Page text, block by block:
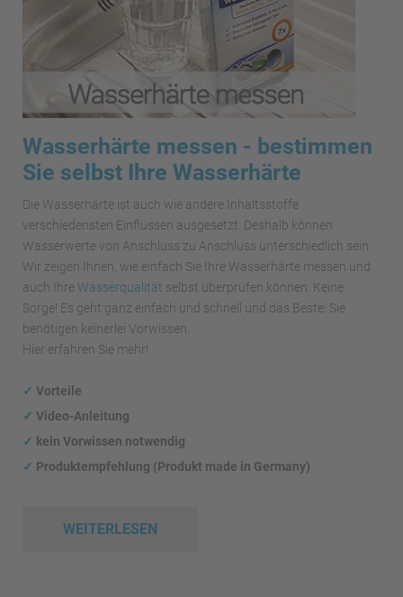
Wasserhärte messen - bestimmen
Sie selbst Ihre Wasserhärte
Die Wasserhärte ist auch wie andere Inhaltsstoffe
verschiedensten Einflüssen ausgesetzt. Deshalb können
Wasserwerte von Anschluss zu Anschluss unterschiedlich sein.
Wir zeigen Ihnen, wie einfach Sie Ihre Wasserhärte messen und
auch IhreWasserqualität selbst überprüfen können. Keine
Sorge! Es geht ganz einfach und schnell und das Beste: Sie
benötigen keinerlei Vorwissen.
Hier erfahren Sie mehr!
✓ Vorteile
✓ Video-Anleitung
✓ kein Vorwissen notwendig
✓ Produktempfehlung (Produkt made in Germany)
WEITERLESEN